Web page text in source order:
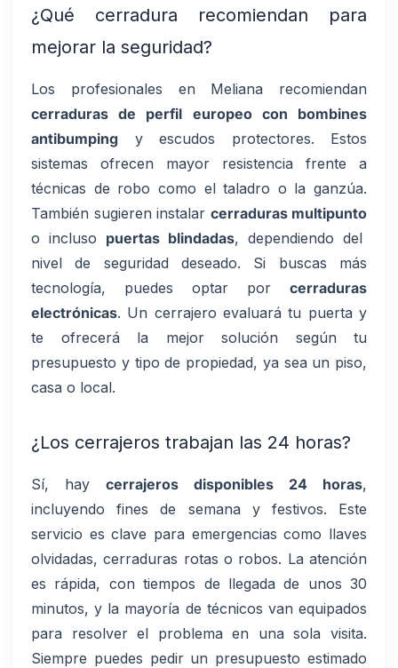
¿Qué cerradura recomiendan para
mejorar la seguridad?
Los profesionales en Meliana recomiendan
cerraduras de perfil europeo con bombines
antibumping y escudos protectores. Estos
sistemas ofrecen mayor resistencia frente a
técnicas de robo como el taladro o la ganzúa.
También sugieren instalar cerraduras multipunto
o incluso puertas blindadas, dependiendo del
nivel de seguridad deseado. Si buscas más
tecnología, puedes optar por cerraduras
electrónicas. Un cerrajero evaluará tu puerta y
te ofrecerá la mejor solución según tu
presupuesto y tipo de propiedad, ya sea un piso,
casa o local.
¿Los cerrajeros trabajan las 24 horas?
Sí, hay cerrajeros disponibles 24 horas,
incluyendo fines de semana y festivos. Este
servicio es clave para emergencias como llaves
olvidadas, cerraduras rotas o robos. La atención
es rápida, con tiempos de llegada de unos 30
minutos, y la mayoría de técnicos van equipados
para resolver el problema en una sola visita.
Siempre puedes pedir un presupuesto estimado